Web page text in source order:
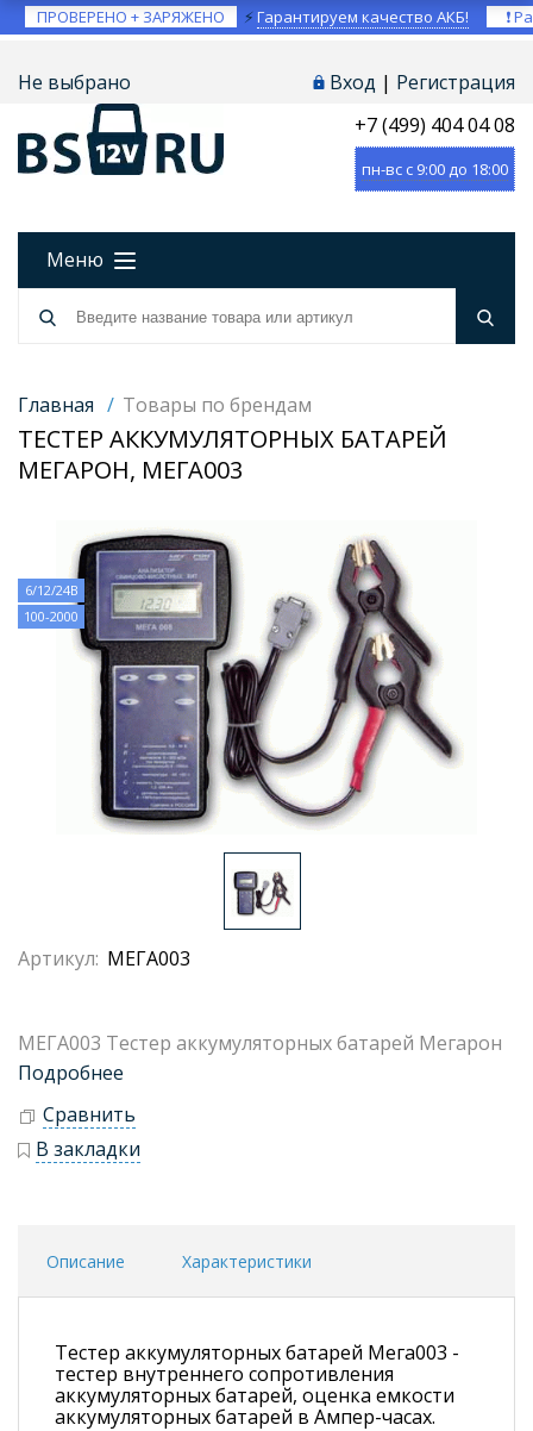
ПРОВЕРЕНО + ЗАРЯЖЕНО ⚡Гарантируем качество АКБ! ❗
Не выбрано Вход | Регистрация
+7 (499) 404 04 08
пн-вс с 9:00 до 18:00
Меню
Главная / Товары по брендам
ТЕСТЕР АККУМУЛЯТОРНЫХ БАТАРЕЙ
МЕГАРОН, МЕГА003
6/12/24В
100-2000
Артикул: МЕГА003
МЕГА003 Тестер аккумуляторных батарей Мегарон
Подробнее
Сравнить
В закладки
Описание Характеристики
Тестер аккумуляторных батарей Мега003 -
тестер внутреннего сопротивления
аккумуляторных батарей, оценка емкости
аккумуляторных батарей в Ампер-часах.